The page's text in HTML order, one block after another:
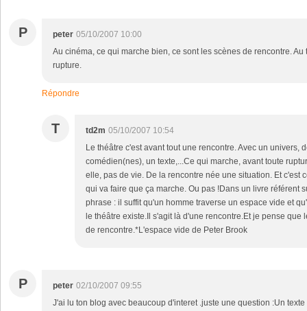
P peter 05/10/2007 10:00
Au cinéma, ce qui marche bien, ce sont les scènes de rencontre.
rupture.
Répondre
T td2m 05/10/2007 10:54
Le théâtre c'est avant tout une rencontre. Avec un univers,
comédien(nes), un texte,...Ce qui marche, avant toute
elle, pas de vie. De la rencontre née une situation. Et c'est
qui va faire que ça marche. Ou pas !Dans un livre référent
phrase : il suffit qu'un homme traverse un espace vide et
le théâtre existe.Il s'agit là d'une rencontre.Et je pense que
de rencontre.*L'espace vide de Peter Brook
P peter 02/10/2007 09:55
J'ai lu ton blog avec beaucoup d'interet .juste une question :Un